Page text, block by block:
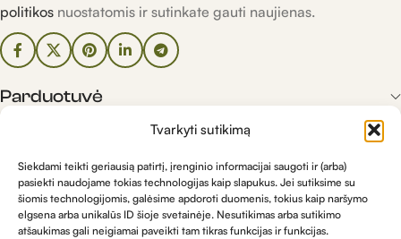
Tvarkyti sutikimą
Siekdami teikti geriausią patirtį, įrenginio informacijai saugoti ir (arba)
pasiekti naudojame tokias technologijas kaip slapukus. Jei sutiksime su
šiomis technologijomis, galėsime apdoroti duomenis, tokius kaip naršymo
elgsena arba unikalūs ID šioje svetainėje. Nesutikimas arba sutikimo
atšaukimas gali neigiamai paveikti tam tikras funkcijas ir funkcijas.
politikos nuostatomis ir sutinkate gauti naujienas.
Parduotuvė
Kontaktai